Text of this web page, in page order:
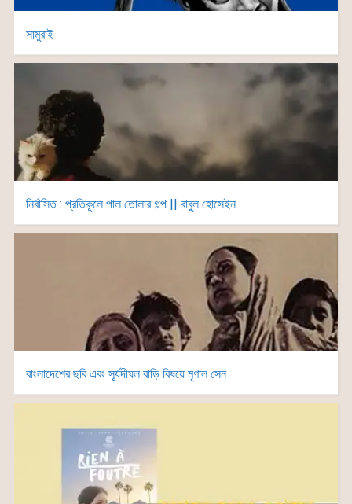
সামুরাই
নির্বাসিত : প্রতিকূলে পাল তোলার গল্প || বাবুল হোসেইন
বাংলাদেশের ছবি এবং সূর্যদীঘল বাড়ি বিষয়ে মৃণাল সেন